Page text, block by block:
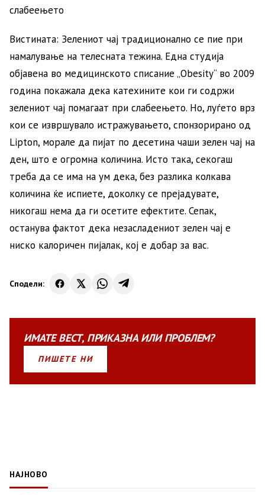
слабеењето
Вистината: Зелениот чај традиционално се пие при
намалување на телесната тежина. Една студија
објавена во медицинското списание „Obesity“ во 2009
година покажала дека катехините кои ги содржи
зелениот чај помагаат при слабеењето. Но, луѓето врз
кои се извршувало истражувањето, спонзорирано од
Lipton, морале да пијат по десетина чаши зелен чај на
ден, што е огромна количина. Исто така, секогаш
треба да се има на ум дека, без разлика колкава
количина ќе испиете, доколку се прејадувате,
никогаш нема да ги осетите ефектите. Сепак,
останува фактот дека незасладениот зелен чај е
ниско калоричен пијалак, кој е добар за вас.
Сподели:
ИМАТЕВЕСТ, ПРИКАЗНАИЛИПРОБЛЕМ?
ПИШЕТЕ НИ
НАЈНОВО